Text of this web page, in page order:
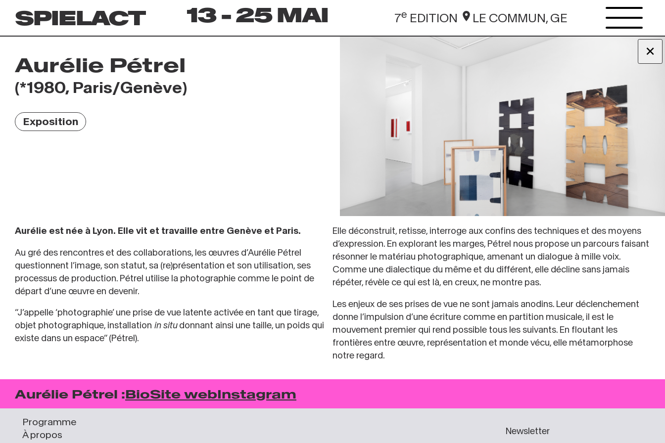
SPIELACT 13 - 25 MAI 7e EDITION LE COMMUN, GE
Archives
×
Aurélie Pétrel
(*1980, Paris/Genève)
Exposition
Aurélie est née à Lyon. Elle vit et travaille entre Genève et Paris.
Au gré des rencontres et des collaborations, les œuvres d’Aurélie Pétrel
questionnent l’image, son statut, sa (re)présentation et son utilisation, ses
processus de production. Pétrel utilise la photographie comme le point de
départ d’une œuvre en devenir.
“J’appelle ‘photographie’ une prise de vue latente activée en tant que tirage,
objet photographique, installation in situdonnant ainsi une taille, un poids qui
existe dans un espace” (Pétrel).
Elle déconstruit, retisse, interroge aux confins des techniques et des moyens
d’expression. En explorant les marges, Pétrel nous propose un parcours faisant
résonner le matériau photographique, amenant un dialogue à mille voix.
Comme une dialectique du même et du différent, elle décline sans jamais
répéter, révèle ce qui est là, en creux, ne montre pas.
Les enjeux de ses prises de vue ne sont jamais anodins. Leur déclenchement
donne l’impulsion d’une écriture comme en partition musicale, il est le
mouvement premier qui rend possible tous les suivants. En floutant les
frontières entre œuvre, représentation et monde vécu, elle métamorphose
notre regard.
Aurélie Pétrel :BioSite webInstagram
Programme
À propos
Newsletter